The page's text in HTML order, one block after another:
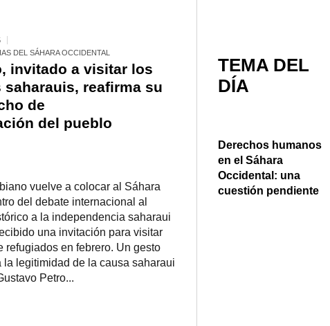
DEL SÁHARA OCCIDENTAL
invitado a visitar los
saharauis, reafirma su
de
del pueblo
vuelve a colocar al Sáhara
del debate internacional al
a la independencia saharaui
una invitación para visitar
refugiados en febrero. Un gesto
la legitimidad de la causa saharaui
Petro...
TEMA DEL
DÍA
Derechos humanos
en el Sáhara
Occidental: una
cuestión pendiente